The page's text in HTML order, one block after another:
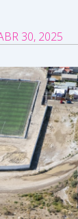
30, 2025